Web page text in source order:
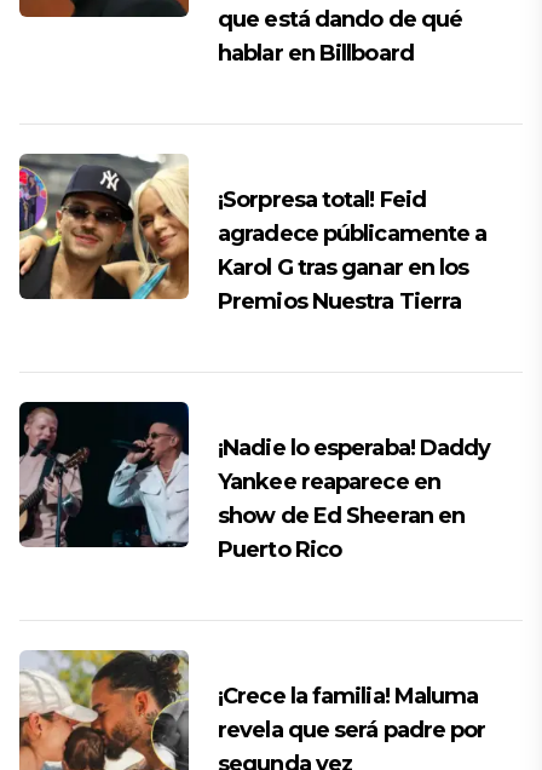
que está dando de qué
hablar en Billboard
¡Sorpresa total! Feid
agradece públicamente a
Karol G tras ganar en los
Premios Nuestra Tierra
¡Nadie lo esperaba! Daddy
Yankee reaparece en
show de Ed Sheeran en
Puerto Rico
¡Crece la familia! Maluma
revela que será padre por
segunda vez